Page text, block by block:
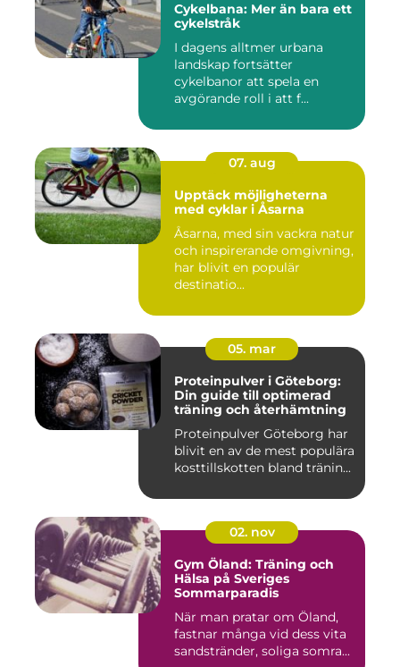
Cykelbana: Mer än bara ett
cykelstråk
I dagens alltmer urbana
landskap fortsätter
cykelbanor att spela en
avgörande roll i att f...
07. aug
Upptäck möjligheterna
med cyklar i Åsarna
Åsarna, med sin vackra natur
och inspirerande omgivning,
har blivit en populär
destinatio...
05. mar
Proteinpulver i Göteborg:
Din guide till optimerad
träning och återhämtning
Proteinpulver Göteborg har
blivit en av de mest populära
kosttillskotten bland tränin...
02. nov
Gym Öland: Träning och
Hälsa på Sveriges
Sommarparadis
När man pratar om Öland,
fastnar många vid dess vita
sandstränder, soliga somra...